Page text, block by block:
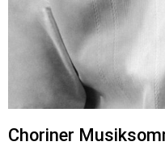
Choriner